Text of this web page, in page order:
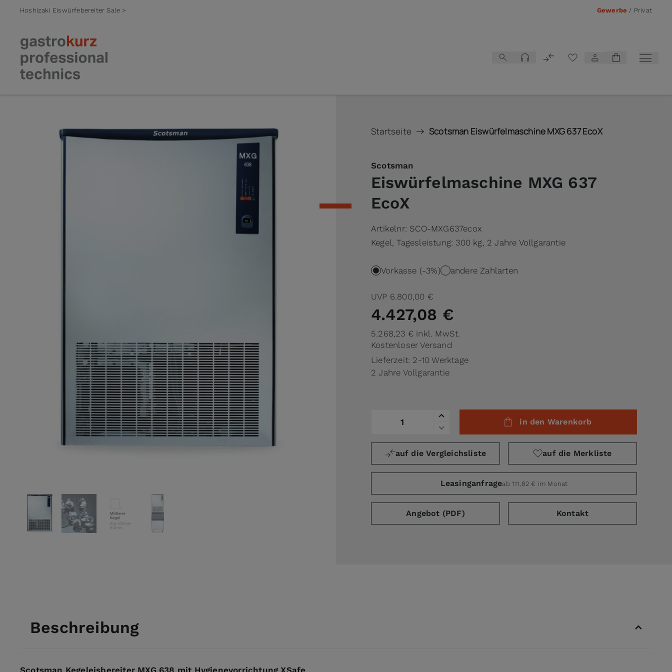
Hoshizaki Eiswürfebereiter Sale > Gewerbe / Privat
View larger imageView larger imageView larger imageView larger image
Startseite Scotsman Eiswürfelmaschine MXG 637 EcoX
Scotsman
Eiswürfelmaschine MXG 637
EcoX
Artikelnr: SCO-MXG637ecox
Kegel, Tagesleistung: 300 kg, 2 Jahre Vollgarantie
Vorkasse (-3%) andere Zahlarten
UVP 6.800,00 €
4.427,08 €
5.268,23 € inkl. MwSt.
Kostenloser Versand
Lieferzeit: 2-10 Werktage
2 Jahre Vollgarantie
in den Warenkorb
auf die Vergleichsliste auf die Merkliste
Angebot (PDF)
Leasinganfrageab 111,82 € im Monat
Kontakt
Beschreibung
Scotsman Kegeleisbereiter MXG 638 mit Hygienevorrichtung XSafe